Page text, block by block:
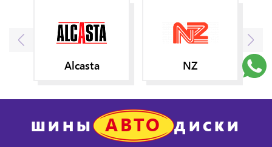
Alcasta NZ
ШИНЫ АВТО ДИСКИ